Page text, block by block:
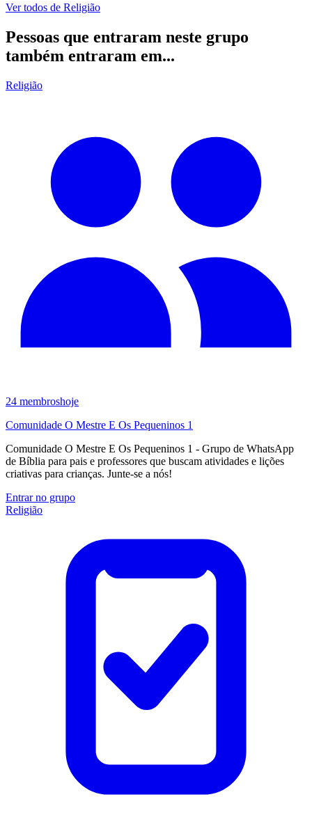
Ver todos de Religião
Pessoas que entraram neste grupo
também entraram em...
Religião
24 membroshoje
Comunidade O Mestre E Os Pequeninos 1
Comunidade O Mestre E Os Pequeninos 1 - Grupo de WhatsApp
de Bíblia para pais e professores que buscam atividades e lições
criativas para crianças. Junte-se a nós!
Entrar no grupo
Religião